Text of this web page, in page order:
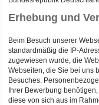
Erhebung und
Beim Besuch unserer
standardmäßig die IP-
zugewiesen wurde, die
Webseiten, die Sie bei uns
Besuches.
Ihrer Bewerbung
diese von sich aus im